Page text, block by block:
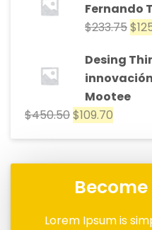
Fernando
$233.75$
Desing
Mootee
$450.50$109.70
Lorem Ipsum is